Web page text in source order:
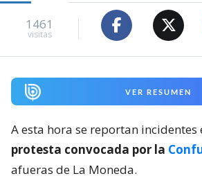
1461
visitas
VER RESUMEN
A esta hora se reportan incidentes
protesta convocada por la
afueras de La Moneda.